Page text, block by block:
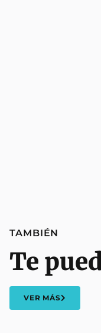
TAMBIÉN
Te
VER MÁS